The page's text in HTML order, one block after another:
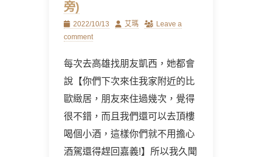
旁)
Posted
on
2022/10/13 Author
艾瑪
Leave a
comment
每次去高雄找朋友凱西，她都會
說【你們下次來住我家附近的比
歐緻居，朋友來住過幾次，覺得
很不錯，而且我們還可以去頂樓
喝個小酒，這樣你們就不用擔心
酒駕還得趕回嘉義!】所以我久聞